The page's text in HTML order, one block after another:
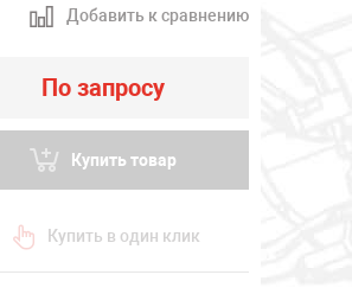
Добавить к сравнению
По запросу
Купить товар
Купить в один клик